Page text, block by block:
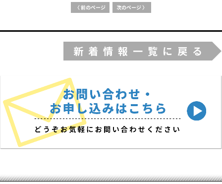
〈 前のページ 次のページ 〉
新着情報一覧に戻る